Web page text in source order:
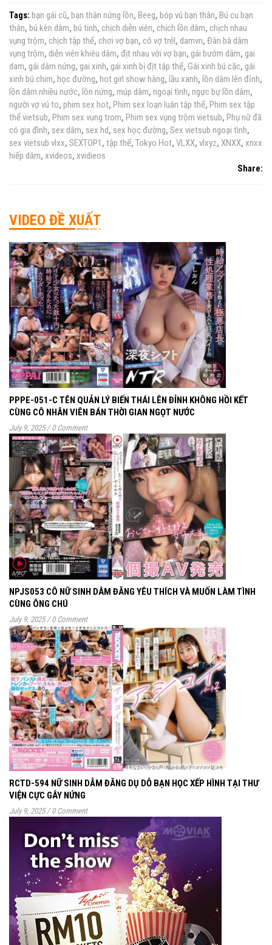
Tags: bạn gái cũ, bạn thân nứng lồn, Beeg, bóp vú bạn thân, Bú cu bạn
thân, bú kèn dâm, bú tinh, chịch diễn viên, chịch lồn dâm, chịch nhau
vụng trộm, chịch tập thể, chơi vợ bạn, cô vợ trẻl, damvn, Đàn bà dâm
vụng trộm, diễn viên khiêu dâm, địt nhau với vợ bạn, gái bướm dâm, gai
dam, gái dâm nứng, gai xinh, gái xinh bị địt tập thể, Gái xinh bú cặc, gái
xinh bú chim, học đường, hot girl show hàng, lầu xanh, lồn dâm lên đỉnh,
lồn dâm nhiều nước, lồn nứng, múp dâm, ngoại tình, ngực bự lồn dâm,
người vợ vú to, phim sex hot, Phim sex loạn luân tập thể, Phim sex tập
thể vietsub, Phim sex vung trom, Phim sex vụng trộm vietsub, Phụ nữ đã
có gia đình, sex dâm, sex hd, sex học đường, Sex vietsub ngoại tình,
sex vietsub vlxx, SEXTOP1 , tập thể, Tokyo Hot, VLXX, vlxyz, XNXX, xnxx
hiếp dâm, xvideos, xvidieos
Share:
VIDEO ĐỀ XUẤT
PPPE-051-C TÊN QUẢN LÝ BIẾN THÁI LÊN ĐỈNH KHÔNG HỒI KẾT
CÙNG CÔ NHÂN VIÊN BÁN THỜI GIAN NGỌT NƯỚC
July 9, 2025 / 0 Comment
NPJS053 CÔ NỮ SINH DÂM ĐÃNG YÊU THÍCH VÀ MUỐN LÀM TÌNH
CÙNG ÔNG CHÚ
July 9, 2025 / 0 Comment
RCTD-594 NỮ SINH DẪM ĐÃNG DỤ DỖ BẠN HỌC XẾP HÌNH TẠI THƯ
VIỆN CỰC GÂY NỨNG
July 9, 2025 / 0 Comment